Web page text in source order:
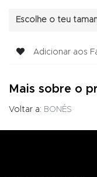
Escolhe o teu
Adicionar aos
Mais sobre o
Voltar a: BONÉS